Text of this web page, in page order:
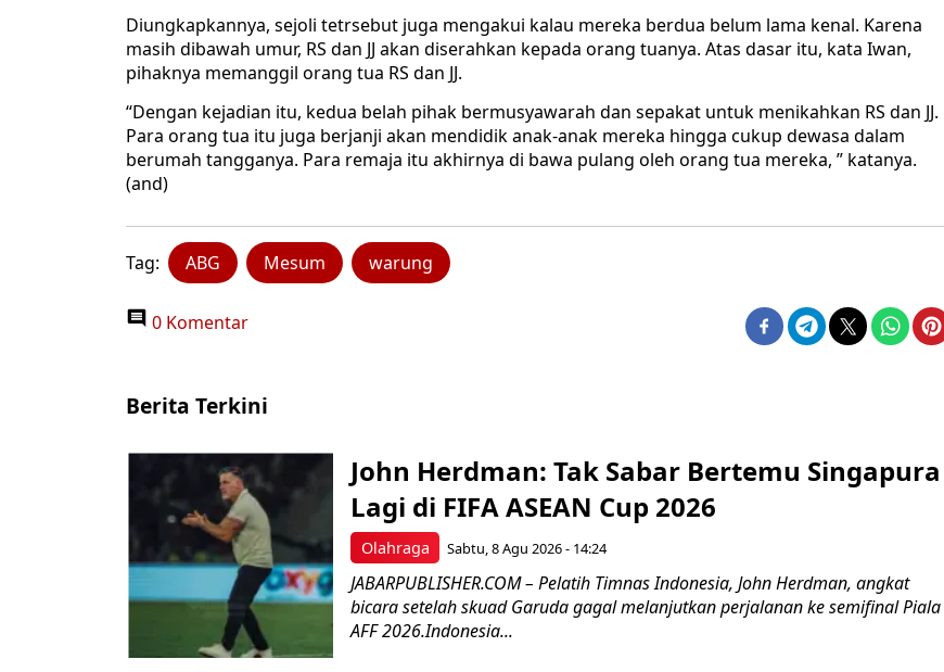
Diungkapkannya, sejoli tetrsebut juga mengakui kalau mereka berdua belum lama kenal. Karena
masih dibawah umur, RS dan JJ akan diserahkan kepada orang tuanya. Atas dasar itu, kata Iwan,
pihaknya memanggil orang tua RS dan JJ.
“Dengan kejadian itu, kedua belah pihak bermusyawarah dan sepakat untuk menikahkan RS dan JJ.
Para orang tua itu juga berjanji akan mendidik anak-anak mereka hingga cukup dewasa dalam
berumah tangganya. Para remaja itu akhirnya di bawa pulang oleh orang tua mereka, ” katanya.
(and)
Tag: ABG Mesum warung
0 Komentar
Berita Terkini
Olahraga
John Herdman: Tak Sabar Bertemu Singapura
Lagi di FIFA ASEAN Cup 2026
Sabtu, 8 Agu 2026 - 14:24
JABARPUBLISHER.COM – Pelatih Timnas Indonesia, John Herdman, angkat
bicara setelah skuad Garuda gagal melanjutkan perjalanan ke semifinal Piala
AFF 2026.Indonesia...